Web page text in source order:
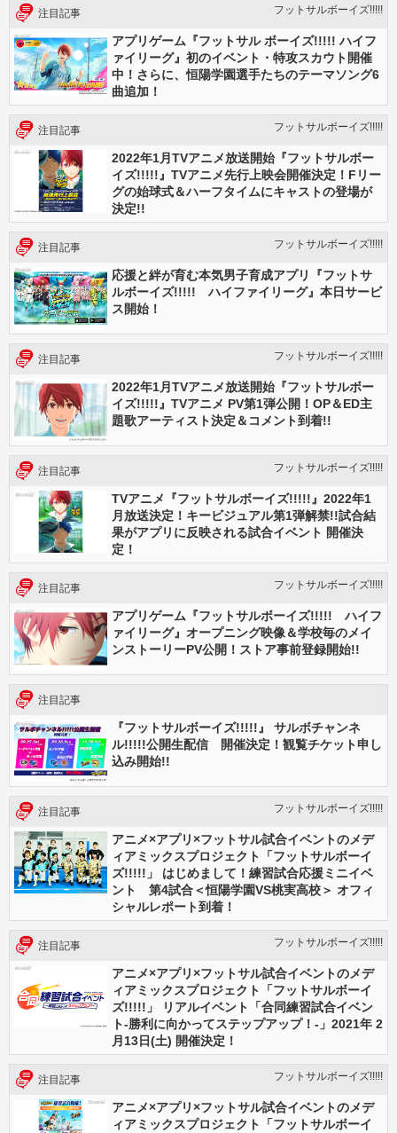
注目記事 フットサルボーイズ!!!!!
アプリゲーム『フットサル ボーイズ!!!!! ハイフ
ァイリーグ』初のイベント・特攻スカウト開催
中！さらに、恒陽学園選手たちのテーマソング6
曲追加！
注目記事 フットサルボーイズ!!!!!
2022年1月TVアニメ放送開始『フットサルボー
イズ!!!!!』TVアニメ先行上映会開催決定！Fリー
グの始球式＆ハーフタイムにキャストの登場が
決定!!
注目記事 フットサルボーイズ!!!!!
応援と絆が育む本気男子育成アプリ『フットサ
ルボーイズ!!!!! ハイファイリーグ』本日サービ
ス開始！
注目記事 フットサルボーイズ!!!!!
2022年1月TVアニメ放送開始『フットサルボー
イズ!!!!!』TVアニメ PV第1弾公開！OP＆ED主
題歌アーティスト決定＆コメント到着!!
注目記事 フットサルボーイズ!!!!!
TVアニメ『フットサルボーイズ!!!!!』2022年1
月放送決定！キービジュアル第1弾解禁!!試合結
果がアプリに反映される試合イベント 開催決
定！
注目記事 フットサルボーイズ!!!!!
アプリゲーム『フットサルボーイズ!!!!! ハイフ
ァイリーグ』オープニング映像＆学校毎のメイ
ンストーリーPV公開！ストア事前登録開始!!
注目記事
『フットサルボーイズ!!!!!』 サルボチャンネ
ル!!!!!公開生配信 開催決定！観覧チケット申し
込み開始!!
注目記事 フットサルボーイズ!!!!!
アニメ×アプリ×フットサル試合イベントのメデ
ィアミックスプロジェクト「フットサルボーイ
ズ!!!!!」 はじめまして！練習試合応援ミニイベ
ント 第4試合＜恒陽学園VS桃実高校＞ オフィ
シャルレポート到着！
注目記事 フットサルボーイズ!!!!!
アニメ×アプリ×フットサル試合イベントのメデ
ィアミックスプロジェクト「フットサルボーイ
ズ!!!!!」 リアルイベント「合同練習試合イベン
ト-勝利に向かってステップアップ！-」2021年 2
月13日(土) 開催決定！
注目記事 フットサルボーイズ!!!!!
アニメ×アプリ×フットサル試合イベントのメデ
ィアミックスプロジェクト「フットサルボーイ